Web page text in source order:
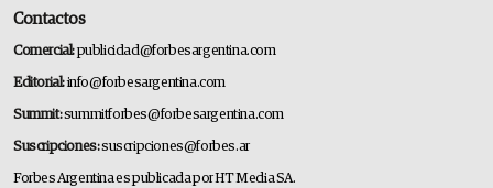
Contactos
Comercial:publicidad@forbesargentina.com
Editorial:info@forbesargentina.com
Summit:summitforbes@forbesargentina.com
Suscripciones:suscripciones@forbes.ar
Forbes Argentina es publicada por HT Media SA.